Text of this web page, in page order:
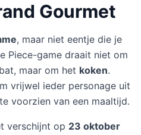
Gourmet
, maar niet eentje die je
Piece-game draait niet om
maar om het koken.
vrijwel ieder personage uit
voorzien van een maaltijd.
verschijnt op 23 oktober